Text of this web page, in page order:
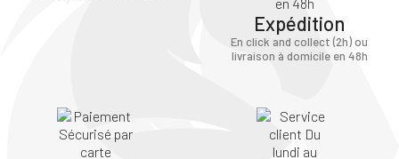
Expédition
En click and collect (2h) ou
livraison à domicile en 48h